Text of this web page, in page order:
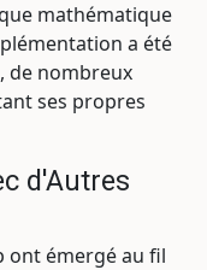
mathématique
a été
de nombreux
ses propres
d'Autres
ont émergé au fil